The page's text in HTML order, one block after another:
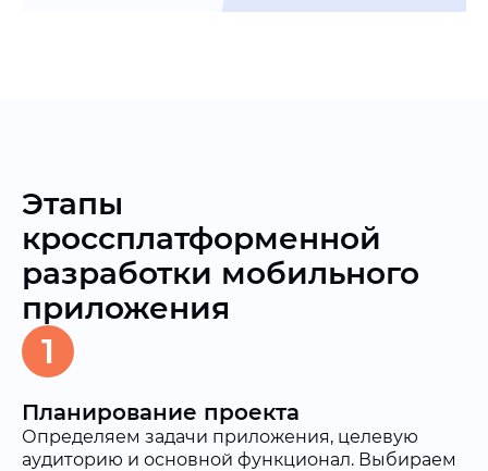
Этапы
кроссплатформенной
разработки мобильного
приложения
1
Планирование проекта
Определяем задачи приложения, целевую
аудиторию и основной функционал. Выбираем